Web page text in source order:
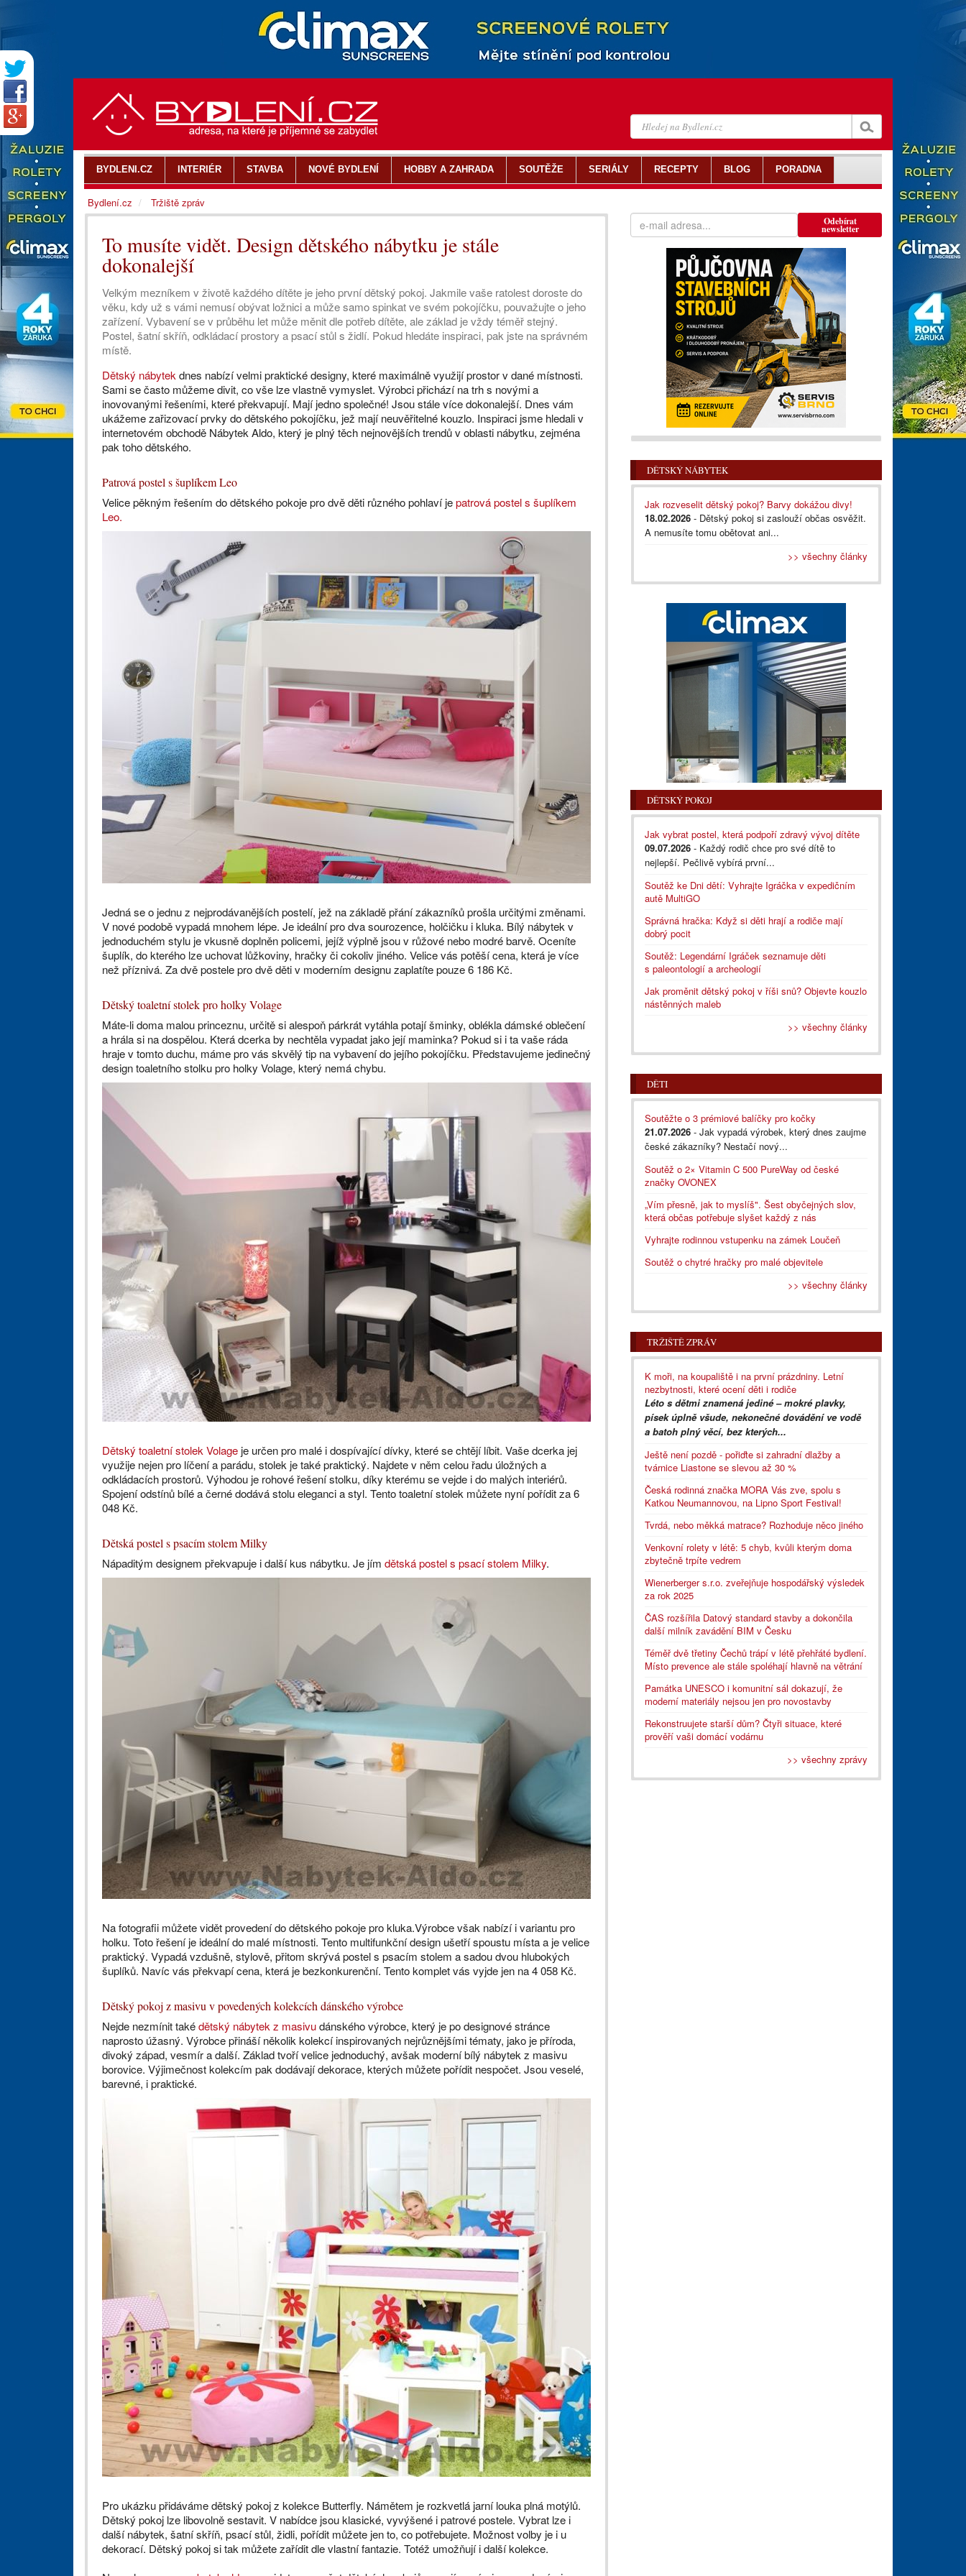
To musíte vidět. Design dětského nábytku je stále
dokonalejší
Velkým mezníkem v životě každého dítěte je jeho první dětský pokoj. Jakmile vaše ratolest doroste do
věku, kdy už s vámi nemusí obývat ložnici a může samo spinkat ve svém pokojíčku, pouvažujte o jeho
zařízení. Vybavení se v průběhu let může měnit dle potřeb dítěte, ale základ je vždy téměř stejný.
Postel, šatní skříň, odkládací prostory a psací stůl s židlí. Pokud hledáte inspiraci, pak jste na správném
místě.
Dětský nábytek dnes nabízí velmi praktické designy, které maximálně využijí prostor v dané místnosti.
Sami se často můžeme divit, co vše lze vlastně vymyslet. Výrobci přichází na trh s novými a
inovovanými řešeními, které překvapují. Mají jedno společné! Jsou stále více dokonalejší. Dnes vám
ukážeme zařizovací prvky do dětského pokojíčku, jež mají neuvěřitelné kouzlo. Inspiraci jsme hledali v
internetovém obchodě Nábytek Aldo, který je plný těch nejnovějších trendů v oblasti nábytku, zejména
pak toho dětského.
Patrová postel s šuplíkem Leo
Velice pěkným řešením do dětského pokoje pro dvě děti různého pohlaví jepatrová postel s šuplíkem
Leo.
Jedná se o jednu z nejprodávanějších postelí, jež na základě přání zákazníků prošla určitými změnami.
V nové podobě vypadá mnohem lépe. Je ideální pro dva sourozence, holčičku i kluka. Bílý nábytek v
jednoduchém stylu je vkusně doplněn policemi, jejíž výplně jsou v růžové nebo modré barvě. Oceníte
šuplík, do kterého lze uchovat lůžkoviny, hračky či cokoliv jiného. Velice vás potěší cena, která je více
než příznivá. Za dvě postele pro dvě děti v moderním designu zaplatíte pouze 6 186 Kč.
Dětský toaletní stolek pro holky Volage
Máte-li doma malou princeznu, určitě si alespoň párkrát vytáhla potají šminky, oblékla dámské oblečení
a hrála si na dospělou. Která dcerka by nechtěla vypadat jako její maminka? Pokud si i ta vaše ráda
hraje v tomto duchu, máme pro vás skvělý tip na vybavení do jejího pokojíčku. Představujeme jedinečný
design toaletního stolku pro holky Volage, který nemá chybu.
Dětský toaletní stolek Volage je určen pro malé i dospívající dívky, které se chtějí líbit. Vaše dcerka jej
využije nejen pro líčení a parádu, stolek je také praktický. Najdete v něm celou řadu úložných a
odkládacích prostorů. Výhodou je rohové řešení stolku, díky kterému se vejde i do malých interiérů.
Spojení odstínů bílé a černé dodává stolu eleganci a styl. Tento toaletní stolek můžete nyní pořídit za 6
048 Kč.
Dětská postel s psacím stolem Milky
Nápaditým designem překvapuje i další kus nábytku. Je jím dětská postel s psací stolem Milky.
Na fotografii můžete vidět provedení do dětského pokoje pro kluka.Výrobce však nabízí i variantu pro
holku. Toto řešení je ideální do malé místnosti. Tento multifunkční design ušetří spoustu místa a je velice
praktický. Vypadá vzdušně, stylově, přitom skrývá postel s psacím stolem a sadou dvou hlubokých
šuplíků. Navíc vás překvapí cena, která je bezkonkurenční. Tento komplet vás vyjde jen na 4 058 Kč.
Dětský pokoj z masivu v povedených kolekcích dánského výrobce
Nejde nezmínit takédětský nábytek z masivudánského výrobce, který je po designové stránce
naprosto úžasný. Výrobce přináší několik kolekcí inspirovaných nejrůznějšími tématy, jako je příroda,
divoký západ, vesmír a další. Základ tvoří velice jednoduchý, avšak moderní bílý nábytek z masivu
borovice. Výjimečnost kolekcím pak dodávají dekorace, kterých můžete pořídit nespočet. Jsou veselé,
barevné, i praktické.
Pro ukázku přidáváme dětský pokoj z kolekce Butterfly. Námětem je rozkvetlá jarní louka plná motýlů.
Dětský pokoj lze libovolně sestavit. V nabídce jsou klasické, vyvýšené i patrové postele. Vybrat lze i
další nábytek, šatní skříň, psací stůl, židli, pořídit můžete jen to, co potřebujete. Možnost volby je i u
dekorací. Dětský pokoj si tak můžete zařídit dle vlastní fantazie. Totéž umožňují i další kolekce.
Odebírat
newsletter
DĚTSKÝ NÁBYTEK
Jak rozveselit dětský pokoj? Barvy dokážou divy!
18.02.2026 - Dětský pokoj si zaslouží občas osvěžit.
A nemusíte tomu obětovat ani...
>> všechny články
DĚTSKÝ POKOJ
Jak vybrat postel, která podpoří zdravý vývoj dítěte
09.07.2026 - Každý rodič chce pro své dítě to
nejlepší. Pečlivě vybírá první...
Soutěž ke Dni dětí: Vyhrajte Igráčka v expedičním
autě MultiGO
Správná hračka: Když si děti hrají a rodiče mají
dobrý pocit
Soutěž: Legendární Igráček seznamuje děti
s paleontologií a archeologií
Jak proměnit dětský pokoj v říši snů? Objevte kouzlo
nástěnných maleb
>> všechny články
DĚTI
Soutěžte o 3 prémiové balíčky pro kočky
21.07.2026 - Jak vypadá výrobek, který dnes zaujme
české zákazníky? Nestačí nový...
Soutěž o 2× Vitamin C 500 PureWay od české
značky OVONEX
„Vím přesně, jak to myslíš". Šest obyčejných slov,
která občas potřebuje slyšet každý z nás
Vyhrajte rodinnou vstupenku na zámek Loučeň
Soutěž o chytré hračky pro malé objevitele
>> všechny články
TRŽIŠTĚ ZPRÁV
K moři, na koupaliště i na první prázdniny. Letní
nezbytnosti, které ocení děti i rodiče
Léto s dětmi znamená jediné – mokré plavky,
písek úplně všude, nekonečné dovádění ve vodě
a batoh plný věcí, bez kterých...
Ještě není pozdě - pořiďte si zahradní dlažby a
tvárnice Liastone se slevou až 30 %
Česká rodinná značka MORA Vás zve, spolu s
Katkou Neumannovou, na Lipno Sport Festival!
Tvrdá, nebo měkká matrace? Rozhoduje něco jiného
Venkovní rolety v létě: 5 chyb, kvůli kterým doma
zbytečně trpíte vedrem
Wienerberger s.r.o. zveřejňuje hospodářský výsledek
za rok 2025
ČAS rozšířila Datový standard stavby a dokončila
další milník zavádění BIM v Česku
Téměř dvě třetiny Čechů trápí v létě přehřáté bydlení.
Místo prevence ale stále spoléhají hlavně na větrání
Památka UNESCO i komunitní sál dokazují, že
moderní materiály nejsou jen pro novostavby
Rekonstruujete starší dům? Čtyři situace, které
prověří vaši domácí vodárnu
>> všechny zprávy
BYDLENI.CZ INTERIÉR STAVBA NOVÉ BYDLENÍ HOBBY A ZAHRADA SOUTĚŽE SERIÁLY RECEPTY BLOG PORADNA
Bydlení.cz Tržiště zpráv